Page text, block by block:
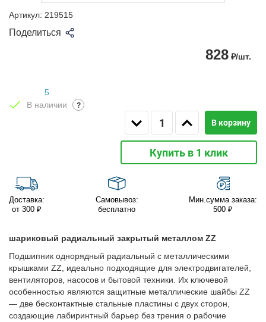
Артикул: 219515
Поделиться
828 ₽/шт.
5
В наличии
?
В корзину
Купить в 1 клик
Доставка:
от 300 ₽
Самовывоз:
бесплатно
Мин.сумма заказа:
500 ₽
шариковый радиальный закрытый металлом ZZ
Подшипник однорядный радиальный с металлическими
крышками ZZ, идеально подходящие для электродвигателей,
вентиляторов, насосов и бытовой техники. Их ключевой
особенностью являются защитные металлические шайбы ZZ
— две бесконтактные стальные пластины с двух сторон,
создающие лабиринтный барьер без трения о рабочие